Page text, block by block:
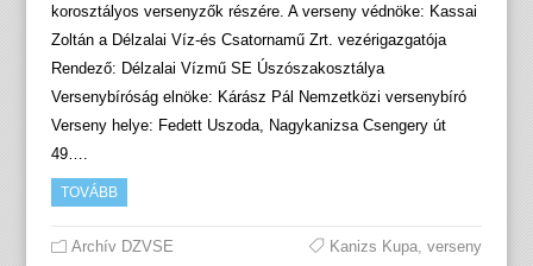
korosztályos versenyzők részére. A verseny védnöke: Kassai
Zoltán a Délzalai Víz-és Csatornamű Zrt. vezérigazgatója
Rendező: Délzalai Vízmű SE Úszószakosztálya
Versenybíróság elnöke: Kárász Pál Nemzetközi versenybíró
Verseny helye: Fedett Uszoda, Nagykanizsa Csengery út
49….
TOVÁBB
Archív DZVSE Kanizs Kupa ,verseny